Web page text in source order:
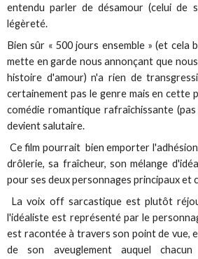
entendu parler de désamour (celui de
légèreté.
Bien sûr « 500 jours ensemble » (et cela
mette en garde nous annonçant que
histoire d'amour) n'a rien de
certainement pas le genre mais en cette
comédie romantique rafraîchissante
devient salutaire.
Ce film pourrait bien emporter
drôlerie, sa fraîcheur, son mélange
pour ses deux personnages principaux et
La voix off sarcastique est plutôt
l'idéaliste est représenté par le
est racontée à travers son point de vue,
de son aveuglement auquel